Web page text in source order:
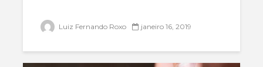
Luiz Fernando Roxo janeiro 16, 2019